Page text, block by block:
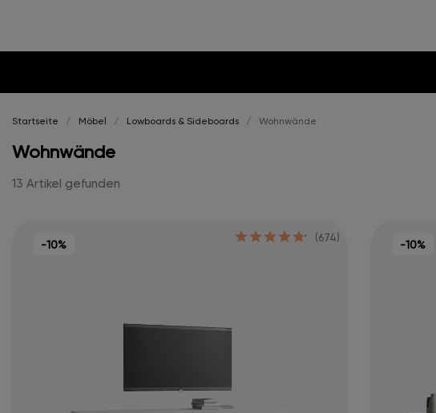
Startseite Möbel Lowboards & Sideboards Wohnwände
Wohnwände
13 Artikel gefunden
-10% (674) -10%